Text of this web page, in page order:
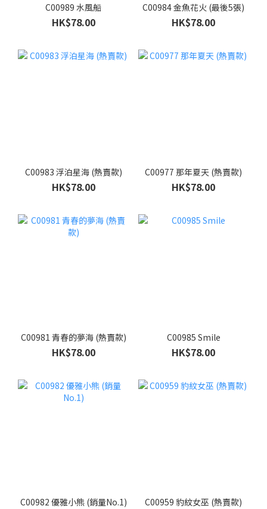
C00989 水風船
HK$78.00
C00984 金魚花火 (最後5張)
HK$78.00
C00983 浮泊星海 (熱賣款)
HK$78.00
C00977 那年夏天 (熱賣款)
HK$78.00
C00981 青春的夢海 (熱賣款)
HK$78.00
C00985 Smile
HK$78.00
C00982 優雅小熊 (銷量No.1) C00959 豹紋女巫 (熱賣款)